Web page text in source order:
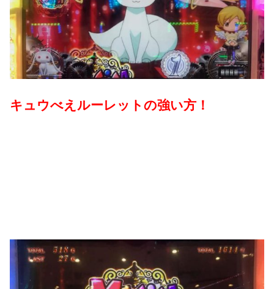
キュウべえルーレットの強い方！